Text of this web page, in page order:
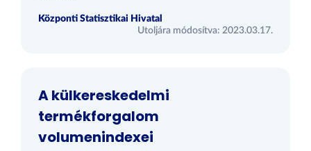
Központi Statisztikai Hivatal
Utoljára módosítva: 2023.03.17.
A külkereskedelmi
termékforgalom
volumenindexei